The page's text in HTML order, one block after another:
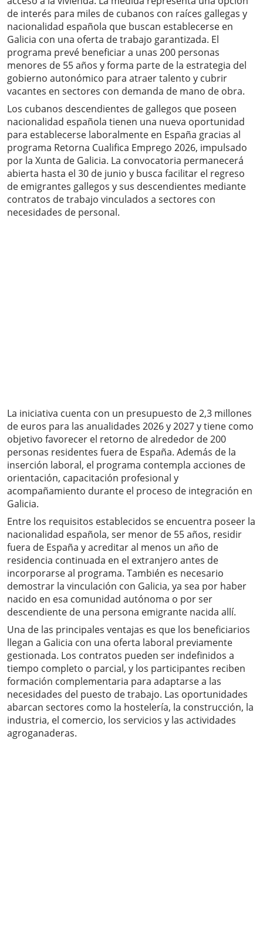
de interés para miles de cubanos con raíces gallegas y
nacionalidad española que buscan establecerse en
Galicia con una oferta de trabajo garantizada. El
programa prevé beneficiar a unas 200 personas
menores de 55 años y forma parte de la estrategia del
gobierno autonómico para atraer talento y cubrir
vacantes en sectores con demanda de mano de obra.
Los cubanos descendientes de gallegos que poseen
nacionalidad española tienen una nueva oportunidad
para establecerse laboralmente en España gracias al
programa Retorna Cualifica Emprego 2026, impulsado
por la Xunta de Galicia. La convocatoria permanecerá
abierta hasta el 30 de junio y busca facilitar el regreso
de emigrantes gallegos y sus descendientes mediante
contratos de trabajo vinculados a sectores con
necesidades de personal.
La iniciativa cuenta con un presupuesto de 2,3 millones
de euros para las anualidades 2026 y 2027 y tiene como
objetivo favorecer el retorno de alrededor de 200
personas residentes fuera de España. Además de la
inserción laboral, el programa contempla acciones de
orientación, capacitación profesional y
acompañamiento durante el proceso de integración en
Galicia.
Entre los requisitos establecidos se encuentra poseer la
nacionalidad española, ser menor de 55 años, residir
fuera de España y acreditar al menos un año de
residencia continuada en el extranjero antes de
incorporarse al programa. También es necesario
demostrar la vinculación con Galicia, ya sea por haber
nacido en esa comunidad autónoma o por ser
descendiente de una persona emigrante nacida allí.
Una de las principales ventajas es que los beneficiarios
llegan a Galicia con una oferta laboral previamente
gestionada. Los contratos pueden ser indefinidos a
tiempo completo o parcial, y los participantes reciben
formación complementaria para adaptarse a las
necesidades del puesto de trabajo. Las oportunidades
abarcan sectores como la hostelería, la construcción, la
industria, el comercio, los servicios y las actividades
agroganaderas.